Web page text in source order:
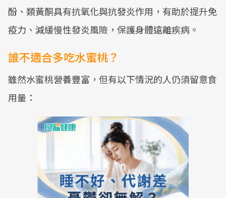
酚、類黃酮具有抗氧化與抗發炎作用，有助於提升免
疫力、減緩慢性發炎風險，保護身體遠離疾病。
誰不適合多吃水蜜桃？
雖然水蜜桃營養豐富，但有以下情況的人仍須留意食
用量：